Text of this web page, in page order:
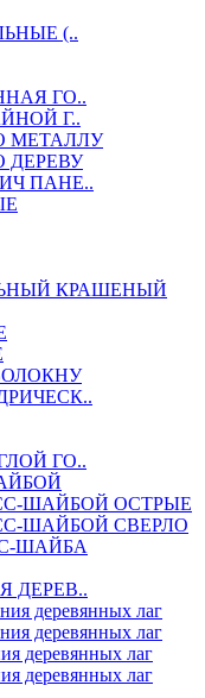
(..
ГО..
Г..
МЕТАЛЛУ
ДЕРЕВУ
ПАНЕ..
КРАШЕНЫЙ
ГО..
ШАЙБОЙ ОСТРЫЕ
ШАЙБОЙ СВЕРЛО
ШАЙБА
ДЕРЕВ..
деревянных лаг
деревянных лаг
деревянных лаг
деревянных лаг